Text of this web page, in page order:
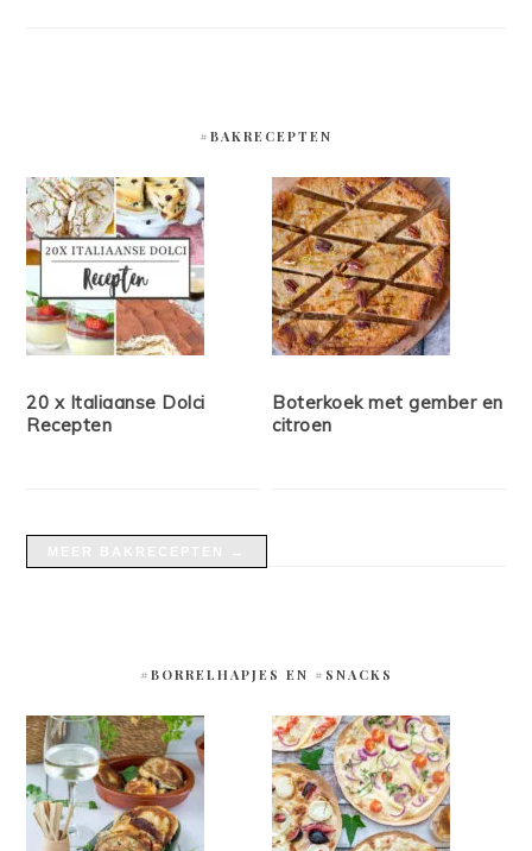
#BAKRECEPTEN
20 x Italiaanse Dolci
Recepten
Boterkoek met gember en
citroen
#BORRELHAPJES EN #SNACKS